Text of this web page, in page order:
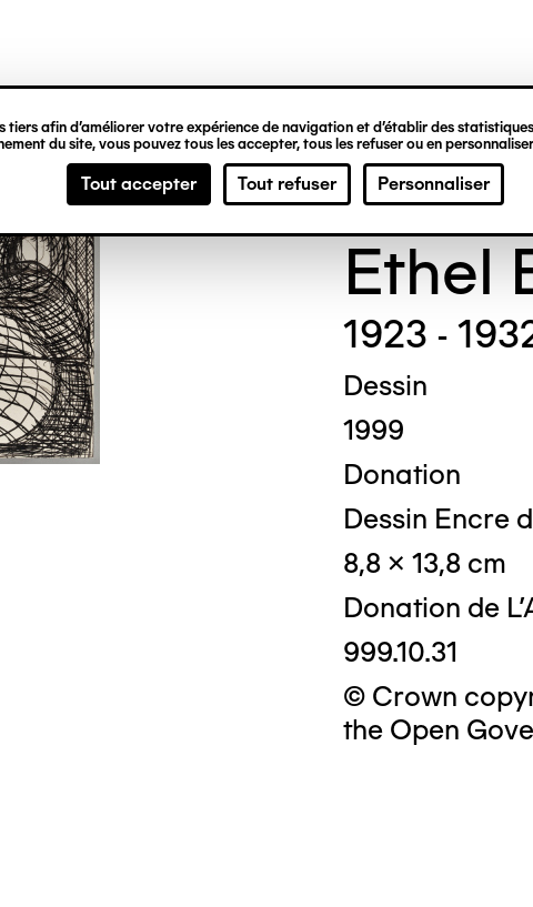
afin d’améliorer votre expérience de navigation et d’établir des
du site, vous pouvez tous les accepter, tous les refuser ou en
Tout accepter Tout refuser Personnaliser
Ethel
1923 -
Dessin
1999
Donation
Dessin Encre
8,8 x 13,8 cm
Donation de
999.10.31
© Crown
the Open